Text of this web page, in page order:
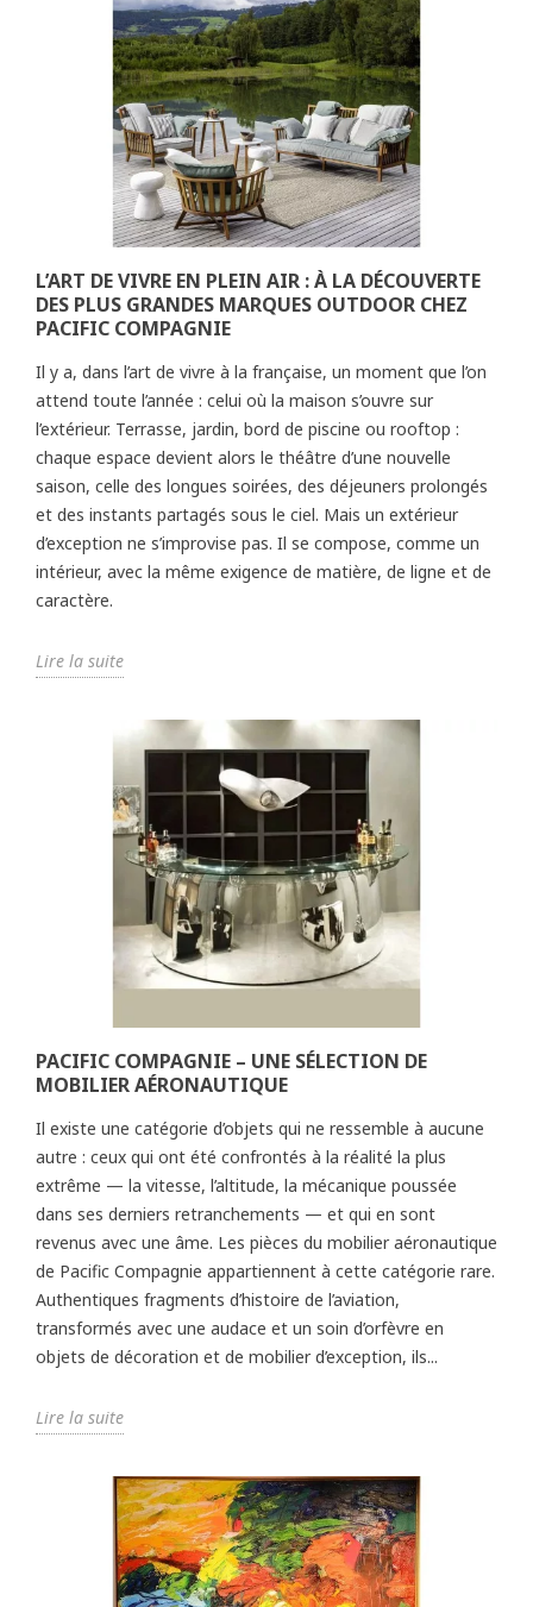
L’ART DE VIVRE EN PLEIN AIR : À LA DÉCOUVERTE
DES PLUS GRANDES MARQUES OUTDOOR CHEZ
PACIFIC COMPAGNIE
Il y a, dans l’art de vivre à la française, un moment que l’on
attend toute l’année : celui où la maison s’ouvre sur
l’extérieur. Terrasse, jardin, bord de piscine ou rooftop :
chaque espace devient alors le théâtre d’une nouvelle
saison, celle des longues soirées, des déjeuners prolongés
et des instants partagés sous le ciel. Mais un extérieur
d’exception ne s’improvise pas. Il se compose, comme un
intérieur, avec la même exigence de matière, de ligne et de
caractère.
Lire la suite
PACIFIC COMPAGNIE – UNE SÉLECTION DE
MOBILIER AÉRONAUTIQUE
Il existe une catégorie d’objets qui ne ressemble à aucune
autre : ceux qui ont été confrontés à la réalité la plus
extrême — la vitesse, l’altitude, la mécanique poussée
dans ses derniers retranchements — et qui en sont
revenus avec une âme. Les pièces du mobilier aéronautique
de Pacific Compagnie appartiennent à cette catégorie rare.
Authentiques fragments d’histoire de l’aviation,
transformés avec une audace et un soin d’orfèvre en
objets de décoration et de mobilier d’exception, ils...
Lire la suite